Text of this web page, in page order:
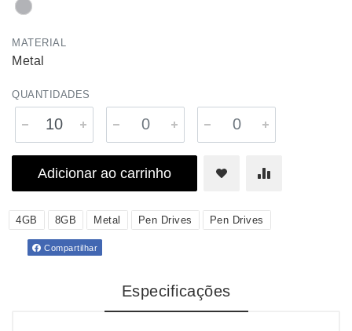
MATERIAL
Metal
QUANTIDADES
Adicionar ao carrinho
4GB 8GB Metal Pen Drives Pen Drives
Compartilhar
Especificações